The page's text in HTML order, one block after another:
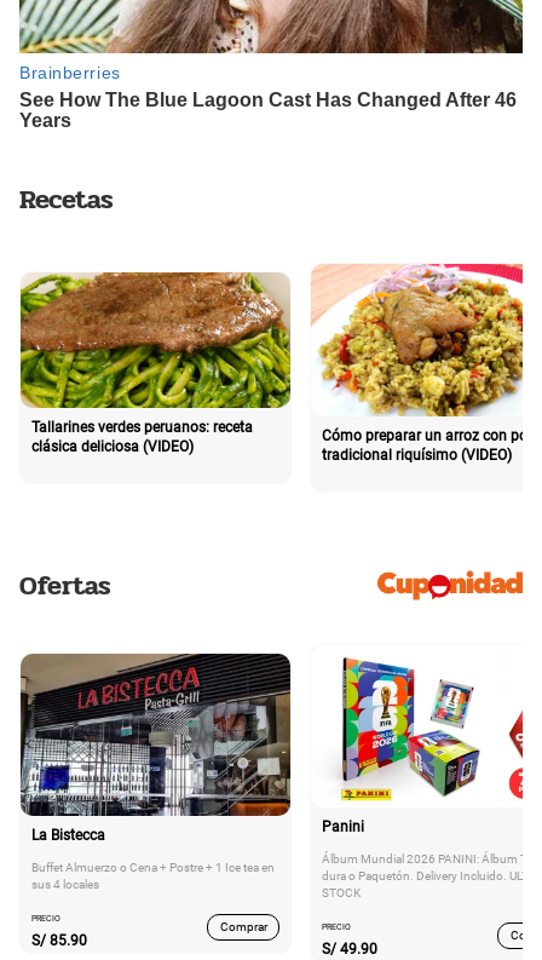
Recetas
Tallarines verdes peruanos: receta
clásica deliciosa (VIDEO)
Cómo preparar un arroz con pollo
tradicional riquísimo (VIDEO)
Ofertas
La Bistecca
Buffet Almuerzo o Cena + Postre + 1 Ice tea en
sus 4 locales
PRECIO
S/ 85.90
Comprar
Panini
Álbum Mundial 2026 PANINI: Álbum
dura o Paquetón. Delivery Incluido.
STOCK
PRECIO
S/ 49.90